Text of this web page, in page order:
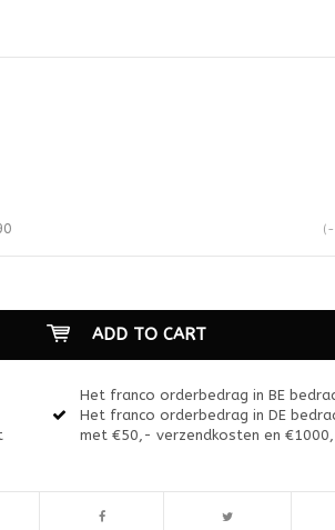
ADD TO CART
Het franco orderbedrag in BE
Het franco orderbedrag in DE
met €50,- verzendkosten en